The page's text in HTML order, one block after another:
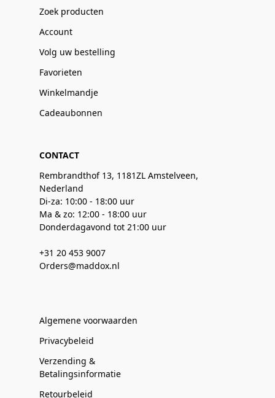
Zoek producten
Account
Volg uw bestelling
Favorieten
Winkelmandje
Cadeaubonnen
CONTACT
Rembrandthof 13, 1181ZL Amstelveen,
Nederland
Di-za: 10:00 - 18:00 uur
Ma & zo: 12:00 - 18:00 uur
Donderdagavond tot 21:00 uur
+31 20 453 9007
Orders@maddox.nl
Algemene voorwaarden
Privacybeleid
Verzending &
Betalingsinformatie
Retourbeleid